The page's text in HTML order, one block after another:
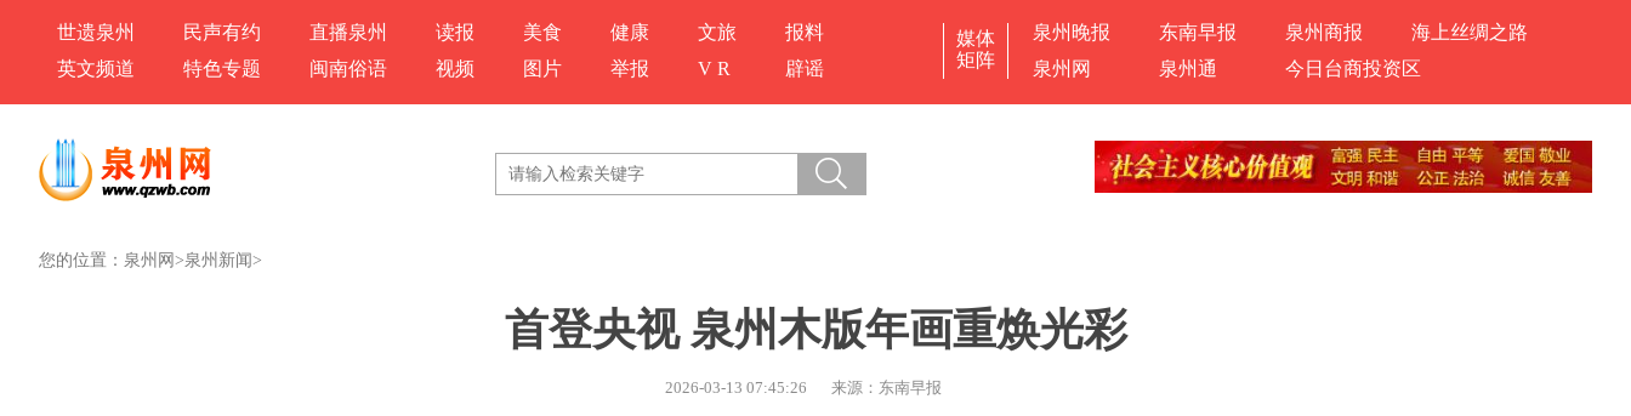
世遗泉州 民声有约 直播泉州 读报 美食 健康 文旅
报料
英文频道
特色专题 闽南俗语 视频 图片 举报 V R 辟谣
媒体
矩阵
泉州晚报 东南早报 泉州商报
海上丝绸之路
泉州网
泉州通 今日台商投资区
您的位置： 泉州网 >泉州新闻>
首登央视 泉州木版年画重焕光彩
2026-03-13 07:45:26 来源：东南早报